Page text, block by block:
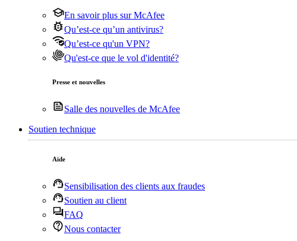
En savoir plus sur McAfee
Qu’est-ce qu’un antivirus?
Qu’est-ce qu'un VPN?
Qu'est-ce que le vol d'identité?
Presse et nouvelles
Salle des nouvelles de McAfee
Soutien technique
Aide
Sensibilisation des clients aux fraudes
Soutien au client
FAQ
Nous contacter